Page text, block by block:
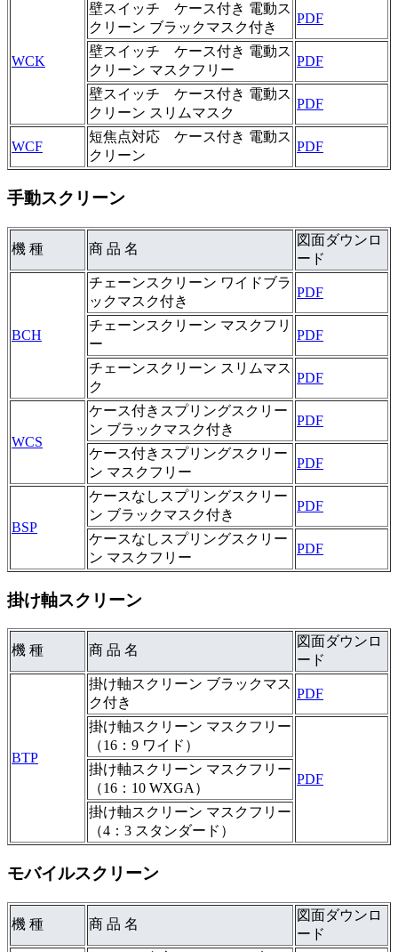
WCK
壁スイッチ ケース付き 電動ス
クリーン ブラックマスク付き
PDF
壁スイッチ ケース付き 電動ス
クリーン マスクフリー
PDF
壁スイッチ ケース付き 電動ス
クリーン スリムマスク
PDF
WCF
短焦点対応 ケース付き 電動ス
クリーン
PDF
手動スクリーン
機 種 商 品 名
図面ダウンロ
ード
BCH
チェーンスクリーン ワイドブラ
ックマスク付き
PDF
チェーンスクリーン マスクフリ
ー
PDF
チェーンスクリーン スリムマス
ク
PDF
WCS
ケース付きスプリングスクリー
ン ブラックマスク付き
PDF
ケース付きスプリングスクリー
ン マスクフリー
PDF
BSP
ケースなしスプリングスクリー
ン ブラックマスク付き
PDF
ケースなしスプリングスクリー
ン マスクフリー
PDF
掛け軸スクリーン
機 種 商 品 名
図面ダウンロ
ード
BTP
掛け軸スクリーン ブラックマス
ク付き
PDF
掛け軸スクリーン マスクフリー
（16：9 ワイド）
PDF
掛け軸スクリーン マスクフリー
（16：10 WXGA）
掛け軸スクリーン マスクフリー
（4：3 スタンダード）
モバイルスクリーン
機 種 商 品 名
図面ダウンロ
ード